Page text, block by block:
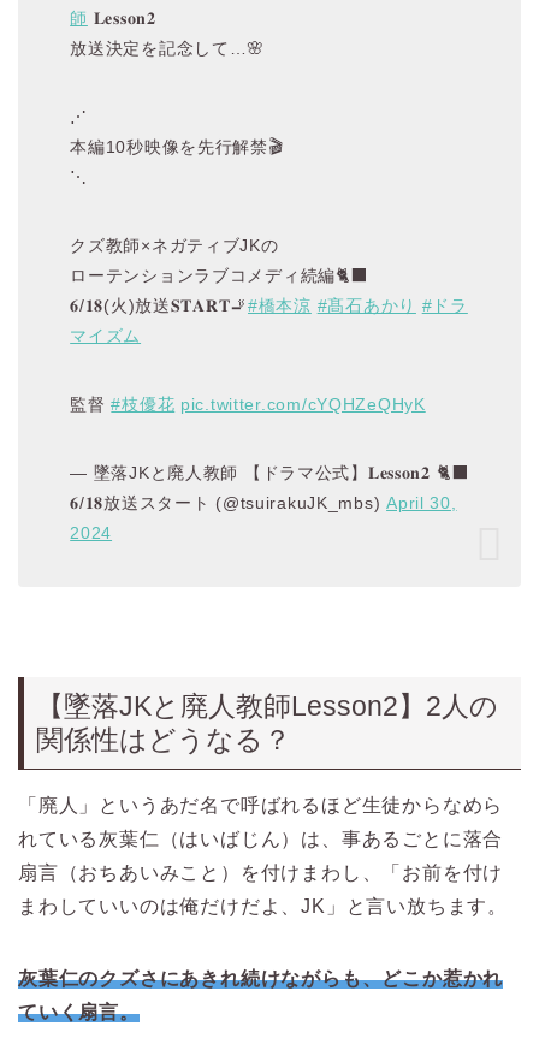
師 𝐋𝐞𝐬𝐬𝐨𝐧𝟐
放送決定を記念して…🌸
⋰
本編10秒映像を先行解禁🎬
⋱
クズ教師×ネガティブJKの
ローテンションラブコメディ続編🐈‍⬛
𝟔/𝟏𝟖(火)放送𝐒𝐓𝐀𝐑𝐓🚬#橋本涼 #髙石あかり #ドラ
マイズム
監督#枝優花 pic.twitter.com/cYQHZeQHyK
— 墜落JKと廃人教師 【ドラマ公式】𝐋𝐞𝐬𝐬𝐨𝐧𝟐 🐈‍⬛
𝟔/𝟏𝟖放送スタート (@tsuirakuJK_mbs)April 30,
2024
【墜落JKと廃人教師Lesson2】2人の
関係性はどうなる？
「廃人」というあだ名で呼ばれるほど生徒からなめら
れている灰葉仁（はいばじん）は、事あるごとに落合
扇言（おちあいみこと）を付けまわし、「お前を付け
まわしていいのは俺だけだよ、JK」と言い放ちます。
灰葉仁のクズさにあきれ続けながらも、どこか惹かれ
ていく扇言。